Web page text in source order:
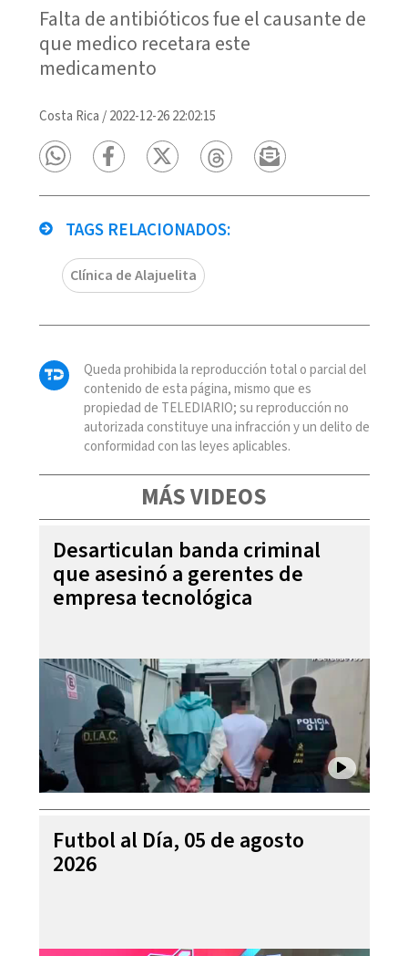
Falta de antibióticos fue el causante de
que medico recetara este
medicamento
Costa Rica /2022-12-26 22:02:15
TAGS RELACIONADOS:
Clínica de Alajuelita
Queda prohibida la reproducción total o parcial del
contenido de esta página, mismo que es
propiedad de TELEDIARIO; su reproducción no
autorizada constituye una infracción y un delito de
conformidad con las leyes aplicables.
MÁS VIDEOS
Desarticulan banda criminal
que asesinó a gerentes de
empresa tecnológica
Futbol al Día, 05 de agosto
2026